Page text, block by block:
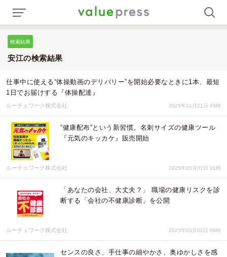
検索結果
安江の検索結果
仕事中に使える“体操動画のデリバリー”を開始必要なときに1本、最短
1日でお届けする『体操配達』
ルーチェワーク株式会社 2025年11月21日 03時
“健康配布”という新習慣。名刺サイズの健康ツール
『元気のキッカケ』販売開始
ルーチェワーク株式会社 2025年05月07日 01時
「あなたの会社、大丈夫？」 職場の健康リスクを診
断する「会社の不健康診断」を公開
ルーチェワーク株式会社 2025年03月02日 06時
センスの良さ、手仕事の細やかさ、奥ゆかしさを感